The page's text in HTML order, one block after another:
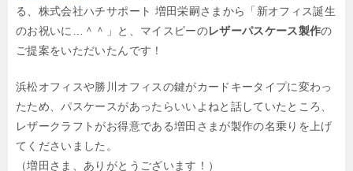
る、株式会社ハチサポート 増田栄嗣さまから
「新オフィス誕生
のお祝いに…＾＾」と、マイスピーのレザーパスケース製作の
ご提案をいただいたんです！
浜松オフィスや勝川オフィスの鍵がカードキータイプに変わっ
たため、パスケースがあったらいいよねと話していたところ、
レザークラフトがお得意である増田さまが製作の名乗りを上げ
てくださいました。
（増田さま、ありがとうございます！）